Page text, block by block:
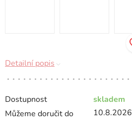
Dostupnost
skladem
Můžeme doručit do
10.8.2026
Detailní popis